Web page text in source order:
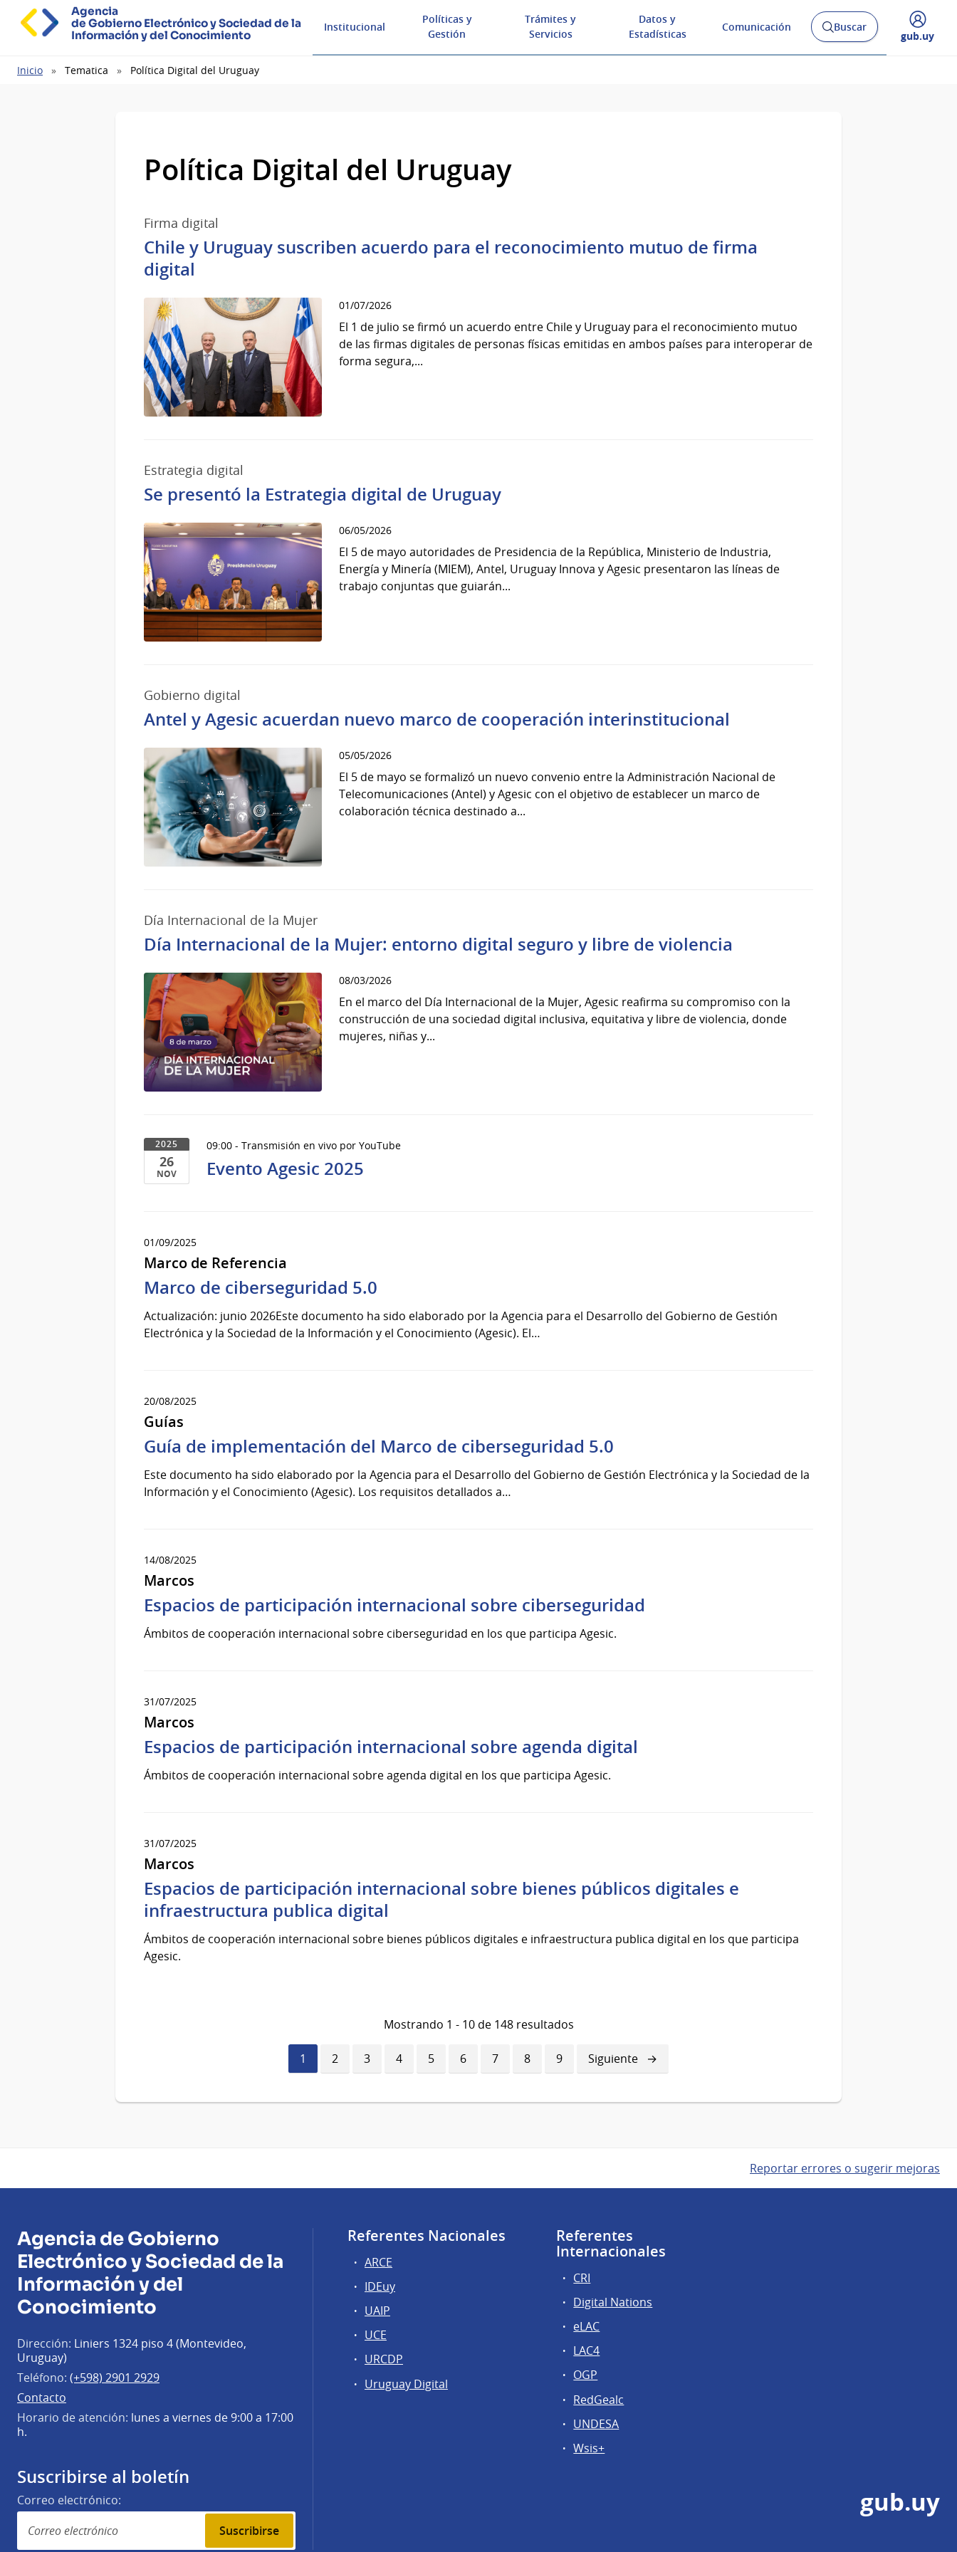
Agencia
de Gobierno Electrónico y Sociedad de la
Información y del Conocimiento
Institucional
Políticas y
Gestión
Trámites y
Servicios
Datos y
Estadísticas
Comunicación
AbrirBuscar
Desplegar
gub.uy
Ruta
Inicio Tematica Política Digital del Uruguay
Política Digital del Uruguay
Firma digital
Chile y Uruguay suscriben acuerdo para el reconocimiento mutuo de firma
digital
01/07/2026
El 1 de julio se firmó un acuerdo entre Chile y Uruguay para el reconocimiento mutuo
de las firmas digitales de personas físicas emitidas en ambos países para interoperar de
forma segura,...
Estrategia digital
Se presentó la Estrategia digital de Uruguay
06/05/2026
El 5 de mayo autoridades de Presidencia de la República, Ministerio de Industria,
Energía y Minería (MIEM), Antel, Uruguay Innova y Agesic presentaron las líneas de
trabajo conjuntas que guiarán...
Gobierno digital
Antel y Agesic acuerdan nuevo marco de cooperación interinstitucional
05/05/2026
El 5 de mayo se formalizó un nuevo convenio entre la Administración Nacional de
Telecomunicaciones (Antel) y Agesic con el objetivo de establecer un marco de
colaboración técnica destinado a...
Día Internacional de la Mujer
Día Internacional de la Mujer: entorno digital seguro y libre de violencia
08/03/2026
En el marco del Día Internacional de la Mujer, Agesic reafirma su compromiso con la
construcción de una sociedad digital inclusiva, equitativa y libre de violencia, donde
mujeres, niñas y...
2025
26
NOV
del
2025
09:00 - Transmisión en vivo por YouTube
Evento Agesic 2025
01/09/2025
Marco de Referencia
Marco de ciberseguridad 5.0
Actualización: junio 2026Este documento ha sido elaborado por la Agencia para el Desarrollo del Gobierno de Gestión
Electrónica y la Sociedad de la Información y el Conocimiento (Agesic). El…
20/08/2025
Guías
Guía de implementación del Marco de ciberseguridad 5.0
Este documento ha sido elaborado por la Agencia para el Desarrollo del Gobierno de Gestión Electrónica y la Sociedad de la
Información y el Conocimiento (Agesic). Los requisitos detallados a…
14/08/2025
Marcos
Espacios de participación internacional sobre ciberseguridad
Ámbitos de cooperación internacional sobre ciberseguridad en los que participa Agesic.
31/07/2025
Marcos
Espacios de participación internacional sobre agenda digital
Ámbitos de cooperación internacional sobre agenda digital en los que participa Agesic.
31/07/2025
Marcos
Espacios de participación internacional sobre bienes públicos digitales e
infraestructura publica digital
Ámbitos de cooperación internacional sobre bienes públicos digitales e infraestructura publica digital en los que participa
Agesic.
Mostrando 1 - 10 de 148 resultados
Página
actual
1 Página
2 Página
3 Página
4 Página
5 Página
6 Página
7 Página
8 Página
9
Siguiente
página
Siguiente
Reportar errores o sugerir mejoras
Agencia de Gobierno
Electrónico y Sociedad de la
Información y del
Conocimiento
Dirección: Liniers 1324 piso 4 (Montevideo,
Uruguay)
Teléfono: (+598) 2901 2929
Contacto
Horario de atención: lunes a viernes de 9:00 a 17:00
h.
Suscribirse al boletín
Correo electrónico:
Suscribirse
Referentes Nacionales
ARCE
IDEuy
UAIP
UCE
URCDP
Uruguay Digital
Referentes
Internacionales
CRI
Digital Nations
eLAC
LAC4
OGP
RedGealc
UNDESA
Wsis+
gub.uy